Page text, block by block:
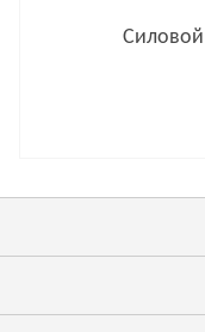
Силовой